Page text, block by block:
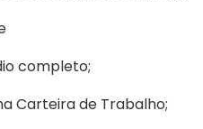
completo;
Carteira de Trabalho;